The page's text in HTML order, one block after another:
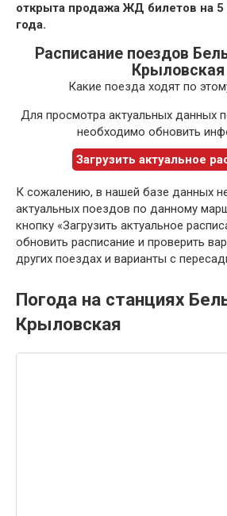
открыта продажа ЖД билетов на 5
года.
Расписание поездов
Крыловская
Какие поезда ходят по
Для просмотра актуальных данных
необходимо обновить
Загрузить актуальное
К сожалению, в нашей базе данных
актуальных поездов по данному
кнопку «Загрузить актуальное
обновить расписание и проверить
других поездах и варианты с
Погода на станциях
Крыловская